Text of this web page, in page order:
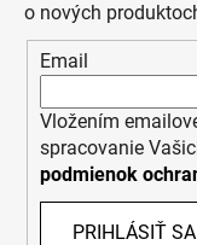
o nových
Email
Vložením
spracovanie
podmienok
PRIHLÁSIŤ SA